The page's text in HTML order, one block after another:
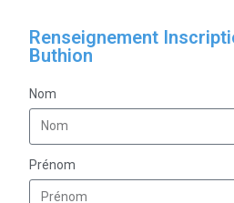
Renseignement
Buthion
Nom
Prénom